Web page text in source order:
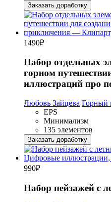
Заказать доработку
1490₽
Набор отдельных
горном
иллюстраций про
Любовь Зайцева Горный
EPS
Минимализм
135 элементов
Заказать доработку
990₽
Набор пейзажей с